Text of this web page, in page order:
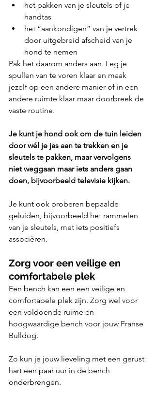
het pakken van je sleutels of je
handtas
het “aankondigen” van je vertrek
door uitgebreid afscheid van je
hond te nemen
Pak het daarom anders aan. Leg je
spullen van te voren klaar en maak
jezelf op een andere manier of in een
andere ruimte klaar maar doorbreek de
vaste routine.
Je kunt je hond ook om de tuin leiden
door wél je jas aan te trekken en je
sleutels te pakken, maar vervolgens
niet weggaan maar iets anders gaan
doen, bijvoorbeeld televisie kijken.
Je kunt ook proberen bepaalde
geluiden, bijvoorbeeld het rammelen
van je sleutels, met iets positiefs
associëren.
Zorg voor een veilige en
comfortabele plek
Een bench kan een een veilige en
comfortabele plek zijn. Zorg wel voor
een voldoende ruime en
hoogwaardige bench voor jouw Franse
Bulldog.
Zo kun je jouw lieveling met een gerust
hart een paar uur in de bench
onderbrengen.